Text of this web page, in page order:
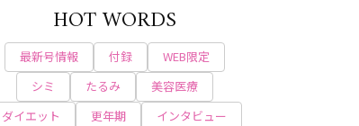
HOT WORDS
最新号情報 付録
WEB限定
シミ
たるみ
美容医療
ダイエット
更年期
インタビュー